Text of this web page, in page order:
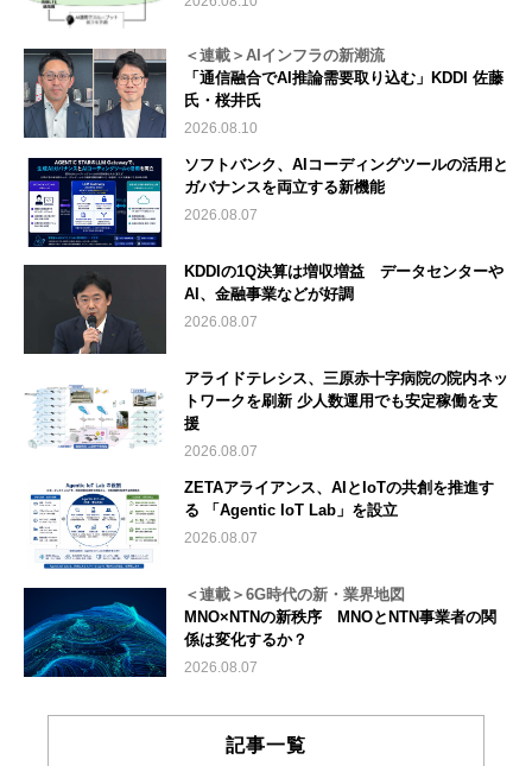
＜連載＞AIインフラの新潮流
「通信融合でAI推論需要取り込む」KDDI 佐藤
氏・桜井氏
2026.08.10
ソフトバンク、AIコーディングツールの活用と
ガバナンスを両立する新機能
2026.08.07
KDDIの1Q決算は増収増益 データセンターや
AI、金融事業などが好調
2026.08.07
アライドテレシス、三原赤十字病院の院内ネッ
トワークを刷新 少人数運用でも安定稼働を支
援
2026.08.07
ZETAアライアンス、AIとIoTの共創を推進す
る 「Agentic IoT Lab」を設立
2026.08.07
＜連載＞6G時代の新・業界地図
MNO×NTNの新秩序 MNOとNTN事業者の関
係は変化するか？
2026.08.07
記事一覧